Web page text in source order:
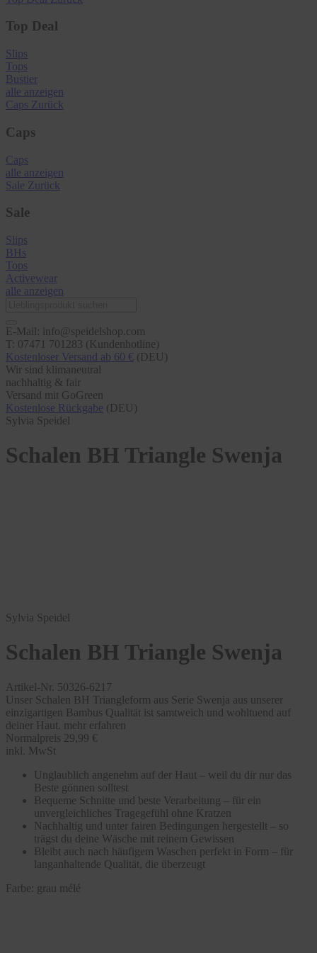
Top Deal
Slips
Tops
Bustier
alle anzeigen
Caps Zurück
Caps
Caps
alle anzeigen
Sale Zurück
Sale
Slips
BHs
Tops
Activewear
alle anzeigen
E-Mail: info@speidelshop.com
T: 07471 701283 (Kundenhotline)
Kostenloser Versand ab 60 € (DEU)
Wir sind klimaneutral
nachhaltig & fair
Versand mit GoGreen
Kostenlose Rückgabe (DEU)
Sylvia Speidel
Schalen BH Triangle Swenja
Sylvia Speidel
Schalen BH Triangle Swenja
Artikel-Nr. 50326-6217
Unser Schalen BH Triangleform aus Serie Swenja aus unserer
einzigartigen Bambus Qualität ist samtweich und wohltuend auf
deiner Haut. mehr erfahren
Normalpreis 29,99 €
inkl. MwSt
Unglaublich angenehm auf der Haut – weil du dir nur das
Beste gönnen solltest
Bequeme Schnitte und beste Verarbeitung – für ein
unvergleichliches Tragegefühl ohne Kratzen
Nachhaltig und unter fairen Bedingungen hergestellt – so
trägst du deine Wäsche mit reinem Gewissen
Bleibt auch nach häufigem Waschen perfekt in Form – für
langanhaltende Qualität, die überzeugt
Farbe: grau mélé